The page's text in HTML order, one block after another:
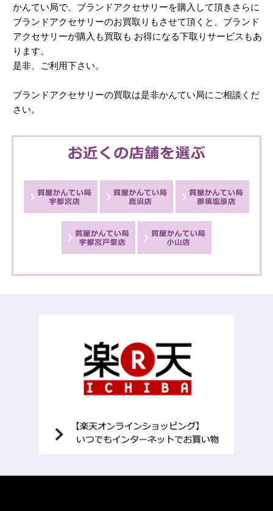
かんてい局で、ブランドアクセサリーを購入して頂きさらに
ブランドアクセサリーのお買取りもさせて頂くと、ブランド
アクセサリーが購入も買取も お得になる下取りサービスもあ
ります。
是非、ご利用下さい。
ブランドアクセサリーの買取は是非かんてい局にご相談くだ
さい。